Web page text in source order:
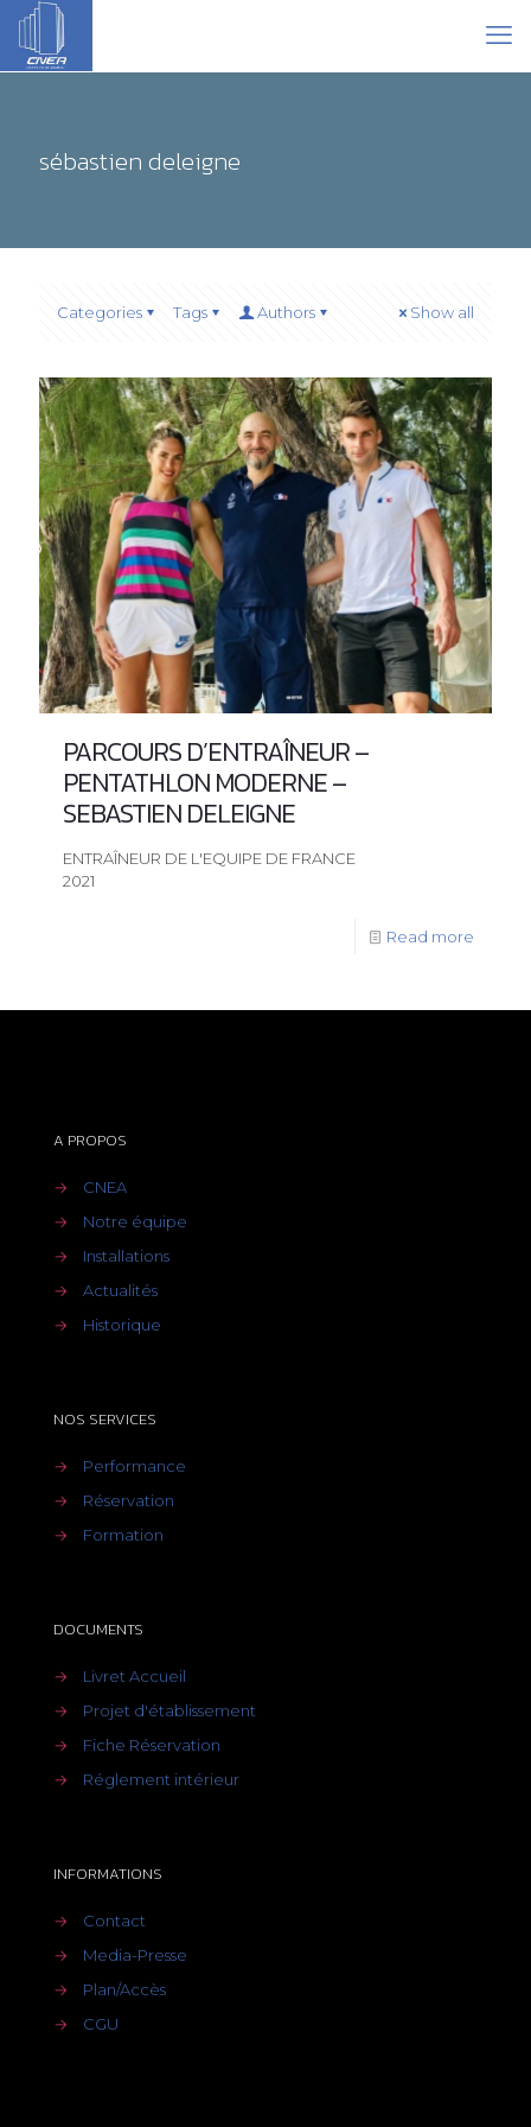
sébastien deleigne
Categories Tags Authors Show all
PARCOURS D’ENTRAÎNEUR –
PENTATHLON MODERNE –
SEBASTIEN DELEIGNE
ENTRAÎNEUR DE L'EQUIPE DE FRANCE
2021
Read more
A PROPOS
→
CNEA
→
Notre équipe
→
Installations
→
Actualités
→
Historique
NOS SERVICES
→
Performance
→
Réservation
→
Formation
DOCUMENTS
→
Livret Accueil
→
Projet d'établissement
→
Fiche Réservation
→
Réglement intérieur
INFORMATIONS
→
Contact
→
Media-Presse
→
Plan/Accès
→
CGU